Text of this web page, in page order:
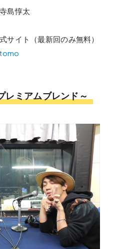
島惇太
サイト（最新回のみ無料）
ミアムブレンド～